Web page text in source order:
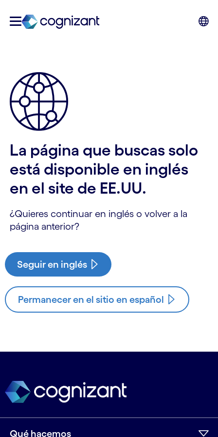
La página que buscas solo
está disponible en inglés
en el site de EE.UU.
¿Quieres continuar en inglés o volver a la
página anterior?
Seguir en inglés
Permanecer en el sitio en español
Qué hacemos